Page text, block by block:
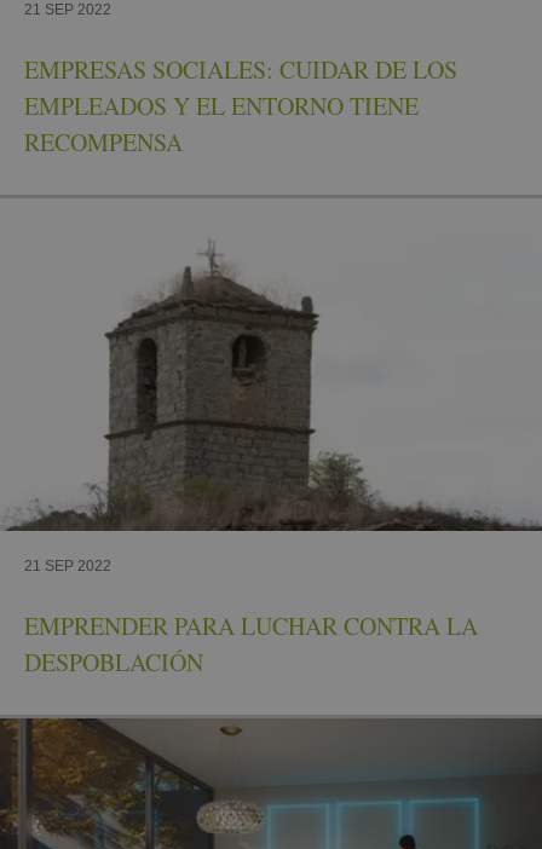
21 SEP 2022
EMPRESAS SOCIALES: CUIDAR DE LOS
EMPLEADOS Y EL ENTORNO TIENE
RECOMPENSA
21 SEP 2022
EMPRENDER PARA LUCHAR CONTRA LA
DESPOBLACIÓN